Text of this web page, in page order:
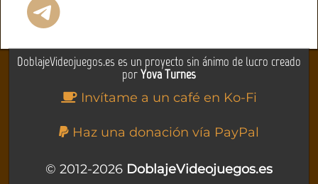
DoblajeVideojuegos.es es un proyecto sin ánimo de lucro creado
porYova Turnes
Invítame a un café en Ko-Fi
Haz una donación vía PayPal
© 2012-2026 DoblajeVideojuegos.es